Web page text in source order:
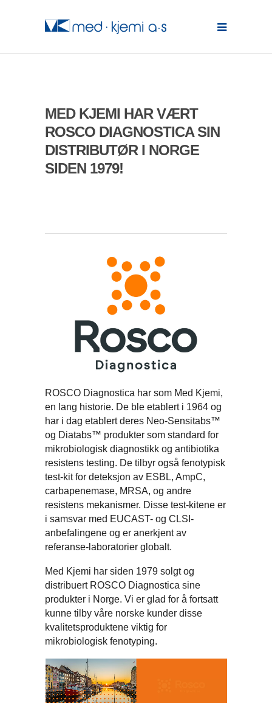
MED KJEMI HAR VÆRT
ROSCO DIAGNOSTICA SIN
DISTRIBUTØR I NORGE
SIDEN 1979!
ROSCO Diagnostica har som Med Kjemi,
en lang historie. De ble etablert i 1964 og
har i dag etablert deres Neo-Sensitabs™
og Diatabs™ produkter som standard for
mikrobiologisk diagnostikk og antibiotika
resistens testing. De tilbyr også fenotypisk
test-kit for deteksjon av ESBL, AmpC,
carbapenemase, MRSA, og andre
resistens mekanismer. Disse test-kitene er
i samsvar med EUCAST- og CLSI-
anbefalingene og er anerkjent av
referanse-laboratorier globalt.
Med Kjemi har siden 1979 solgt og
distribuert ROSCO Diagnostica sine
produkter i Norge. Vi er glad for å fortsatt
kunne tilby våre norske kunder disse
kvalitetsproduktene viktig for
mikrobiologisk fenotyping.